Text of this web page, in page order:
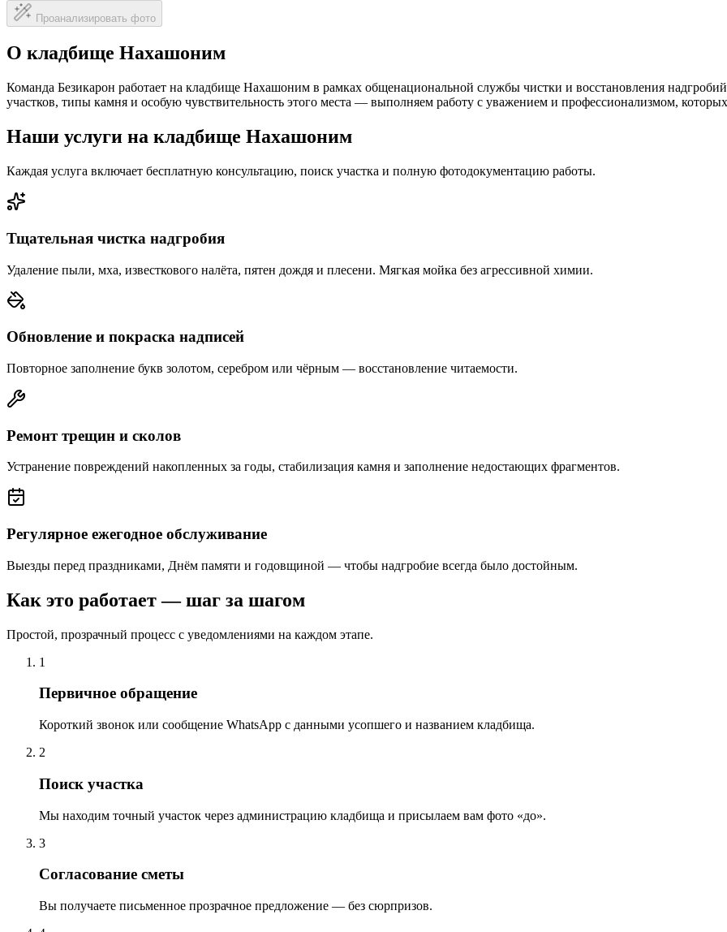
Проанализировать фото
О кладбище Нахашоним
Команда Безикарон работает на кладбище Нахашоним в рамках общенациональной службы чистки и восстановления
участков, типы камня и особую чувствительность этого места — выполняем работу с уважением и профессионализмом,
Наши услуги на кладбище Нахашоним
Каждая услуга включает бесплатную консультацию, поиск участка и полную фотодокументацию работы.
Тщательная чистка надгробия
Удаление пыли, мха, известкового налёта, пятен дождя и плесени. Мягкая мойка без агрессивной химии.
Обновление и покраска надписей
Повторное заполнение букв золотом, серебром или чёрным — восстановление читаемости.
Ремонт трещин и сколов
Устранение повреждений накопленных за годы, стабилизация камня и заполнение недостающих фрагментов.
Регулярное ежегодное обслуживание
Выезды перед праздниками, Днём памяти и годовщиной — чтобы надгробие всегда было достойным.
Как это работает — шаг за шагом
Простой, прозрачный процесс с уведомлениями на каждом этапе.
1
Первичное обращение
Короткий звонок или сообщение WhatsApp с данными усопшего и названием кладбища.
2
Поиск участка
Мы находим точный участок через администрацию кладбища и присылаем вам фото «до».
3
Согласование сметы
Вы получаете письменное прозрачное предложение — без сюрпризов.